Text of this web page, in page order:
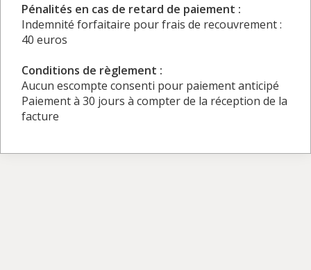
Pénalités en cas de retard de paiement :
Indemnité forfaitaire pour frais de recouvrement :
40 euros
Conditions de règlement :
Aucun escompte consenti pour paiement anticipé
Paiement à 30 jours à compter de la réception de la
facture